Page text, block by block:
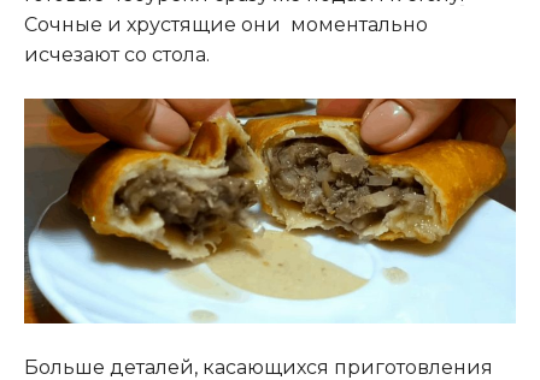
Сочные и хрустящие они моментально
исчезают со стола.
Больше деталей, касающихся приготовления